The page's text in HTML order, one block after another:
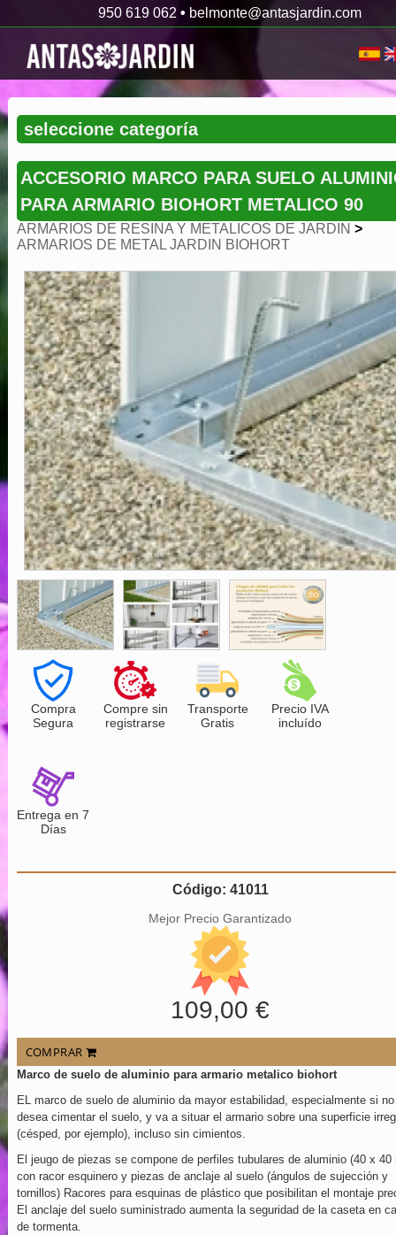
950 619 062 • belmonte@antasjardin.com
ACCESORIO MARCO PARA SUELO
PARA ARMARIO BIOHORT METALICO 90
ARMARIOS DE RESINA Y METALICOS DE JARDIN >
ARMARIOS DE METAL JARDIN BIOHORT
Compra
Segura
Compre sin
registrarse
Transporte
Gratis
Precio IVA
incluído
Entrega en 7
Días
Código: 41011
Mejor Precio Garantizado
109,00 €
COMPRAR
Marco de suelo de aluminio para armario metalico biohort
EL marco de suelo de aluminio da mayor estabilidad, especialmente si no
desea cimentar el suelo, y va a situar el armario sobre una superficie
(césped, por ejemplo), incluso sin cimientos.
El jeugo de piezas se compone de perfiles tubulares de aluminio (40 x 40
con racor esquinero y piezas de anclaje al suelo (ángulos de sujección y
tornillos) Racores para esquinas de plástico que posibilitan el montaje
El anclaje del suelo suministrado aumenta la seguridad de la caseta en
de tormenta.